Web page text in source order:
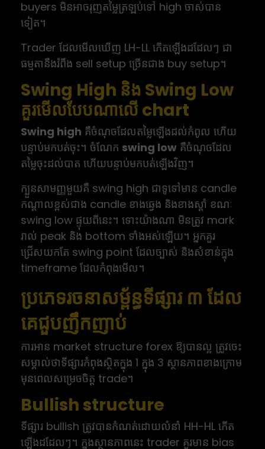
buyers មិនអាចរុញតម្លៃត្រឡប់ទៅ high ចាស់បាន
ទៀត។
Trader ដែលមើលឃើញ LH-LL កើតឡើងដដែលៗ ជា
ធម្មតានឹងរំពឹង sell setup ច្រើនជាង buy setup។
Swing High និង Swing Low
គួរមើលបែបណាលើ chart
Swing high គឺចំណុចដែលតម្លៃឡើងដល់កំពូល ហើយ
បន្ទាប់មកបត់ចុះ។ ចំណែក swing low គឺចំណុចដែល
តម្លៃចុះដល់បាត ហើយបន្ទាប់មកបត់ឡើងវិញ។
ក្បួនសាមញ្ញមួយគឺ swing high ជាទូទៅមាន candle
កណ្តាលខ្ពស់ជាង candle ខាងឆ្វេង និងខាងស្តាំ ខណៈ
swing low ផ្ទុយពីនេះ។ ទោះយ៉ាងណា មិនត្រូវ mark
រាល់ peak និង bottom ទាំងអស់ឡើយ។ អ្នកគួរ
ជ្រើសយកតែ swing point ដែលច្បាស់ និងសំខាន់ក្នុង
timeframe ដែលកំពុងមើល។
ប្រភេទរចនាសម្ព័ន្ធទីផ្សារ ៣ ដែល
គេជួបញឹកញាប់
ការអាន market structure forex ឱ្យបានល្អ ត្រូវចេះ
សម្គាល់ថាទីផ្សារកំពុងស្ថិតក្នុង 1 ក្នុង 3 ស្ថានភាពខាងក្រោម
មុនពេលសម្រេចចិត្ត trade។
Bullish structure
ទីផ្សារ bullish ត្រូវបានកំណត់ដោយលំនាំ HH-HL កើត
ឡើងដដែលៗ។ ក្នុងស្ថានភាពនេះ trader គួរមាន bias